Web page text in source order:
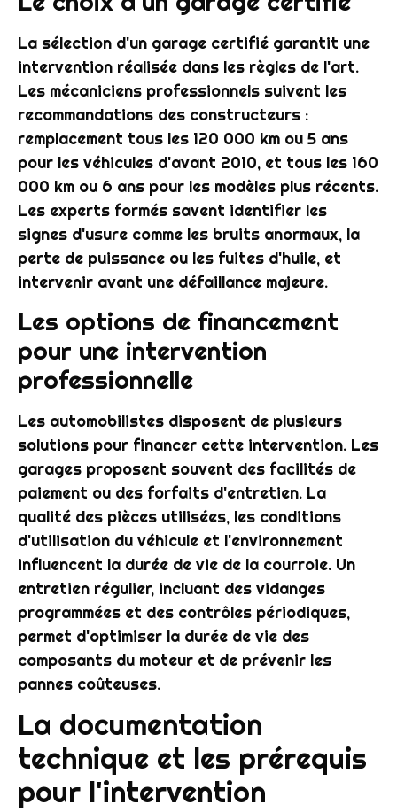
La sélection d'un garage certifié garantit une
intervention réalisée dans les règles de l'art.
Les mécaniciens professionnels suivent les
recommandations des constructeurs :
remplacement tous les 120 000 km ou 5 ans
pour les véhicules d'avant 2010, et tous les 160
000 km ou 6 ans pour les modèles plus récents.
Les experts formés savent identifier les
signes d'usure comme les bruits anormaux, la
perte de puissance ou les fuites d'huile, et
intervenir avant une défaillance majeure.
Les options de financement
pour une intervention
professionnelle
Les automobilistes disposent de plusieurs
solutions pour financer cette intervention. Les
garages proposent souvent des facilités de
paiement ou des forfaits d'entretien. La
qualité des pièces utilisées, les conditions
d'utilisation du véhicule et l'environnement
influencent la durée de vie de la courroie. Un
entretien régulier, incluant des vidanges
programmées et des contrôles périodiques,
permet d'optimiser la durée de vie des
composants du moteur et de prévenir les
pannes coûteuses.
La documentation
technique et les prérequis
pour l'intervention